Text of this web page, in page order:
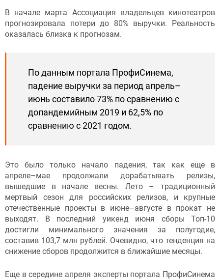
В начале марта Ассоциация владельцев кинотеатров
прогнозировала потери до 80% выручки. Реальность
оказалась близка к прогнозам.
По данным портала ПрофиСинема,
падение выручки за период апрель–
июнь составило 73% по сравнению с
допандемийным 2019 и 62,5% по
сравнению с 2021 годом.
Это было только начало падения, так как еще в
апреле–мае продолжали дорабатывать релизы,
вышедшие в начале весны. Лето – традиционный
мертвый сезон для российских релизов, и крупные
отечественные проекты в июне–августе в прокат не
выходят. В последний уикенд июня сборы Топ-10
достигли минимального значения за полугодие,
составив 103,7 млн рублей. Очевидно, что тенденция на
снижение сборов продолжится в ближайшие месяцы.
Еще в середине апреля эксперты портала ПрофиСинема